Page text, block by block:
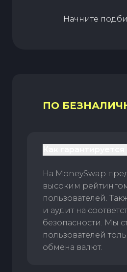
Начните
ПО
На MoneySwap
высоким
пользователей.
и аудит на
безопасности. Мы
пользователей
обмена валют.